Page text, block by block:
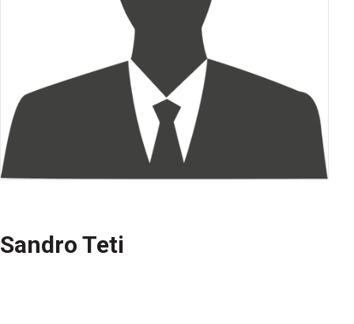
Sandro Teti